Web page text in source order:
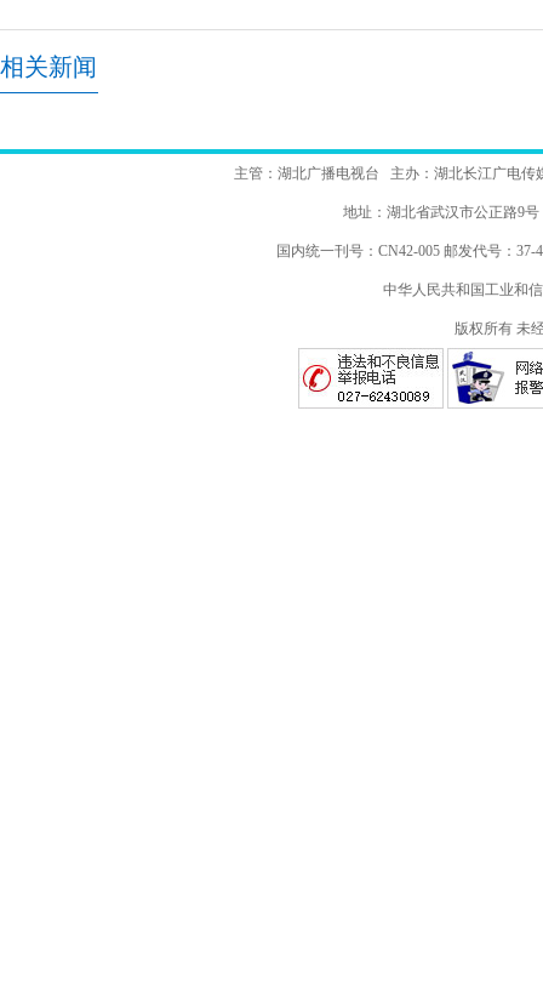
相关新闻
主管：湖北广播电视台 主办：湖北长江广电
地址：湖北省武汉市
国内统一刊号：CN42-005 邮发代号：
中华人民共和国工业和
版权所有 未